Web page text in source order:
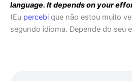
language. It depends on your
(Eu percebi que não estou muito
segundo idioma. Depende do seu